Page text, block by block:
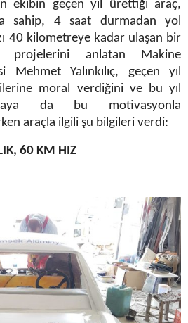
ekibin geçen yıl ürettiği araç,
sahip, 4 saat durmadan yol
40 kilometreye kadar ulaşan bir
projelerini anlatan Makine
Mehmet Yalınkılıç, geçen yıl
moral verdiğini ve bu yıl
da bu motivasyonla
araçla ilgili şu bilgileri verdi:
60 KM HIZ